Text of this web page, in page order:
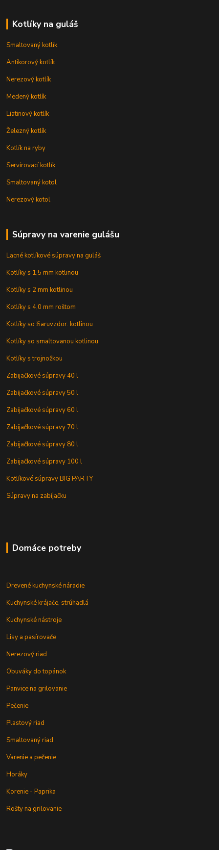
Kotlíky na guláš
Smaltovaný kotlík
Antikorový kotlík
Nerezový kotlík
Medený kotlík
Liatinový kotlík
Železný kotlík
Kotlík na ryby
Servírovací kotlík
Smaltovaný kotol
Nerezový kotol
Súpravy na varenie gulášu
Lacné kotlíkové súpravy na guláš
Kotlíky s 1,5 mm kotlinou
Kotlíky s 2 mm kotlinou
Kotlíky s 4,0 mm roštom
Kotlíky so žiaruvzdor. kotlinou
Kotlíky so smaltovanou kotlinou
Kotlíky s trojnožkou
Zabijačkové súpravy 40 l
Zabijačkové súpravy 50 l
Zabijačkové súpravy 60 l
Zabijačkové súpravy 70 l
Zabijačkové súpravy 80 l
Zabijačkové súpravy 100 l
Kotlíkové súpravy BIG PARTY
Súpravy na zabíjačku
Domáce potreby
Drevené kuchynské náradie
Kuchynské krájače, strúhadlá
Kuchynské nástroje
Lisy a pasírovače
Nerezový riad
Obuváky do topánok
Panvice na grilovanie
Pečenie
Plastový riad
Smaltovaný riad
Varenie a pečenie
Horáky
Korenie - Paprika
Rošty na grilovanie